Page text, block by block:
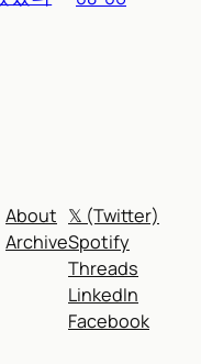
About
Archive
𝕏 (Twitter)
Spotify
Threads
LinkedIn
Facebook